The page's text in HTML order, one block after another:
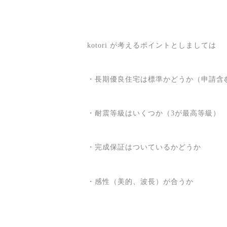
kotori が考えるポイントとしましては
・長期優良住宅は標準かどうか（申請含
・耐震等級はいくつか（3が最高等級）
・完成保証はついているかどうか
・感性（美的、波長）が合うか